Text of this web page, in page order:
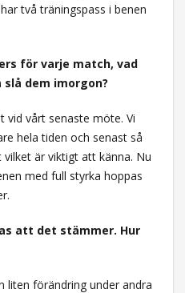
två träningspass i benen
för varje match, vad
dem imorgon?
vid vårt senaste möte. Vi
hela tiden och senast så
är viktigt att känna. Nu
med full styrka hoppas
att det stämmer. Hur
liten förändring under andra